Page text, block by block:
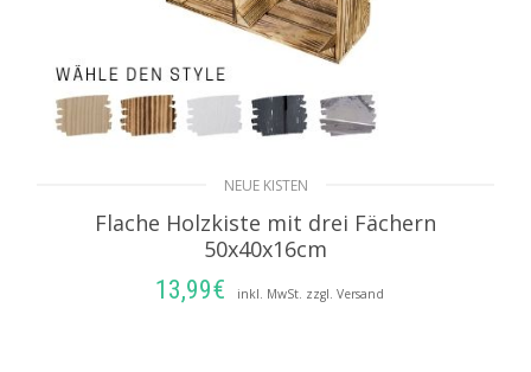
NEUE KISTEN
Flache Holzkiste mit drei Fächern
50x40x16cm
13,99€ inkl. MwSt. zzgl. Versand